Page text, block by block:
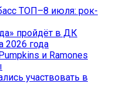
ТОП–8 июля: рок-
пройдёт в ДК
2026 года
и Ramones
участвовать в